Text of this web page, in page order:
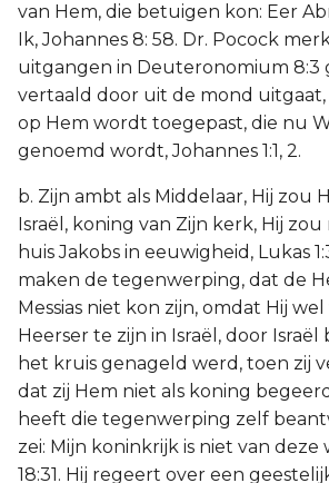
van Hem, die betuigen kon: Eer
Ik, Johannes 8: 58. Dr. Pocock
uitgangen in Deuteronomium 8:3
vertaald door uit de mond uitgaat,
op Hem wordt toegepast, die nu
genoemd wordt, Johannes 1:1, 2.
b. Zijn ambt als Middelaar, Hij zou
Israël, koning van Zijn kerk, Hij
huis Jakobs in eeuwigheid, Lukas
maken de tegenwerping, dat de
Messias niet kon zijn, omdat Hij
Heerser te zijn in Israël, door Israël
het kruis genageld werd, toen zij
dat zij Hem niet als koning
heeft die tegenwerping zelf
zei: Mijn koninkrijk is niet van deze
18:31. Hij regeert over een